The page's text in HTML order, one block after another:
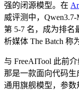
强的闭源模型。在
威评测中，
第 5-7 名，成为排
析媒体 The Batch 称
与 FreeAITool 此前
那是一款面向代码
通用旗舰模型，参